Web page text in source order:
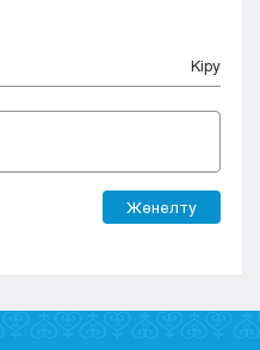
Кіру
Жөнелту